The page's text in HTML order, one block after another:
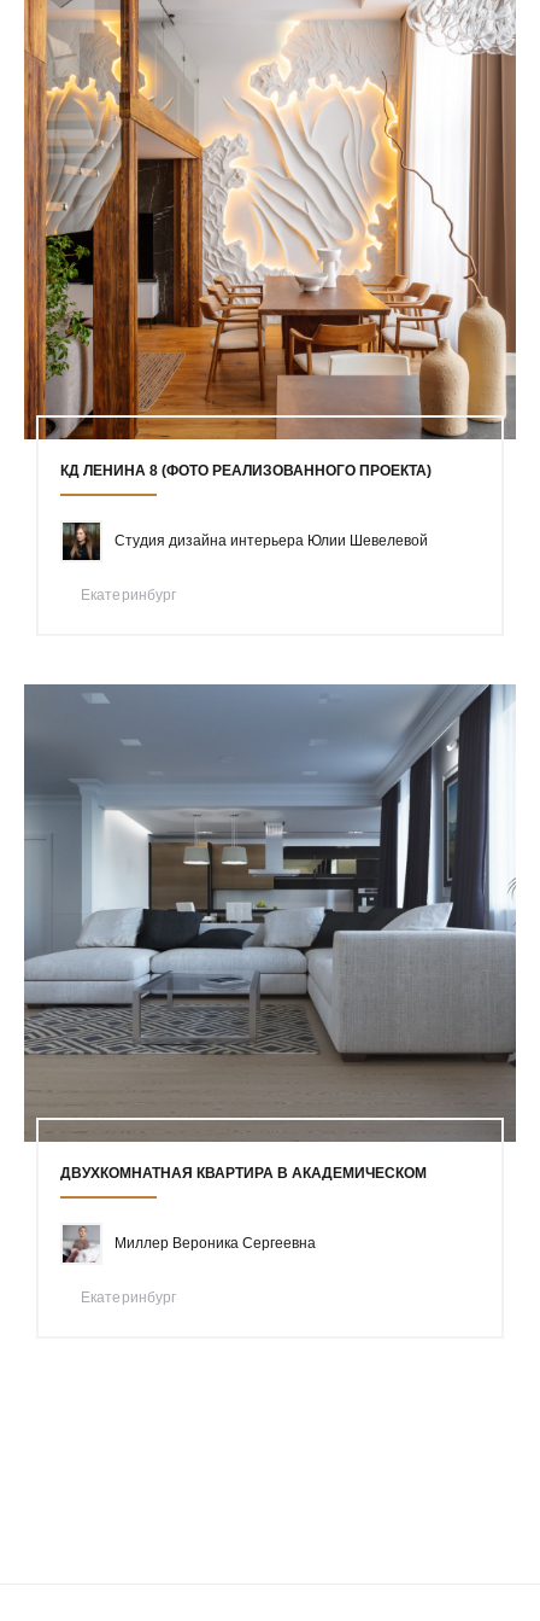
КД ЛЕНИНА 8 (ФОТО РЕАЛИЗОВАННОГО ПРОЕКТА)
Студия дизайна интерьера Юлии Шевелевой
Екатеринбург
ДВУХКОМНАТНАЯ КВАРТИРА В АКАДЕМИЧЕСКОМ
Миллер Вероника Сергеевна
Екатеринбург